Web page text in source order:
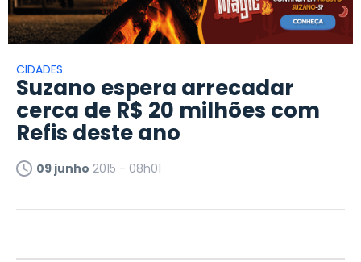
CIDADES
Suzano espera arrecadar
cerca de R$ 20 milhões com
Refis deste ano
09 junho 2015 - 08h01